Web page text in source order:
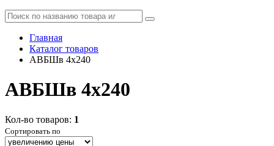
Главная
Каталог товаров
АВБШв 4x240
АВБШв 4x240
Кол-во товаров: 1
Сортировать по